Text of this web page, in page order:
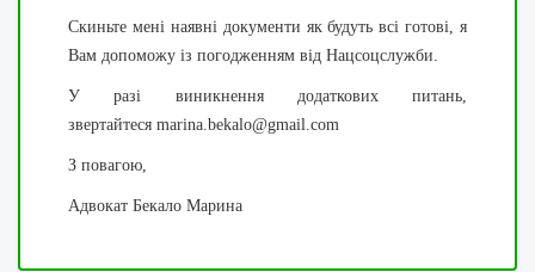
Скиньте мені наявні документи як будуть всі готові, я
Вам допоможу із погодженням від Нацсоцслужби.
У разі виникнення додаткових питань,
звертайтеся marina.bekalo@gmail.com
З повагою,
Адвокат Бекало Марина